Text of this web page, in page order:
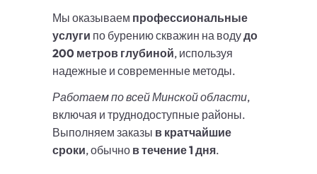
Мы оказываем профессиональные
услуги по бурению скважин на водудо
200 метров глубиной, используя
надежные и современные методы.
Работаем по всей Минской области,
включая и труднодоступные районы.
Выполняем заказы в кратчайшие
сроки, обычно в течение 1 дня.